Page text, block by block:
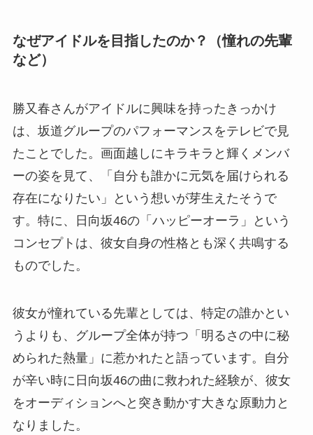
なぜアイドルを目指したのか？（憧れの先輩
など）
勝又春さんがアイドルに興味を持ったきっかけ
は、坂道グループのパフォーマンスをテレビで見
たことでした。画面越しにキラキラと輝くメンバ
ーの姿を見て、「自分も誰かに元気を届けられる
存在になりたい」という想いが芽生えたそうで
す。特に、日向坂46の「ハッピーオーラ」という
コンセプトは、彼女自身の性格とも深く共鳴する
ものでした。
彼女が憧れている先輩としては、特定の誰かとい
うよりも、グループ全体が持つ「明るさの中に秘
められた熱量」に惹かれたと語っています。自分
が辛い時に日向坂46の曲に救われた経験が、彼女
をオーディションへと突き動かす大きな原動力と
なりました。